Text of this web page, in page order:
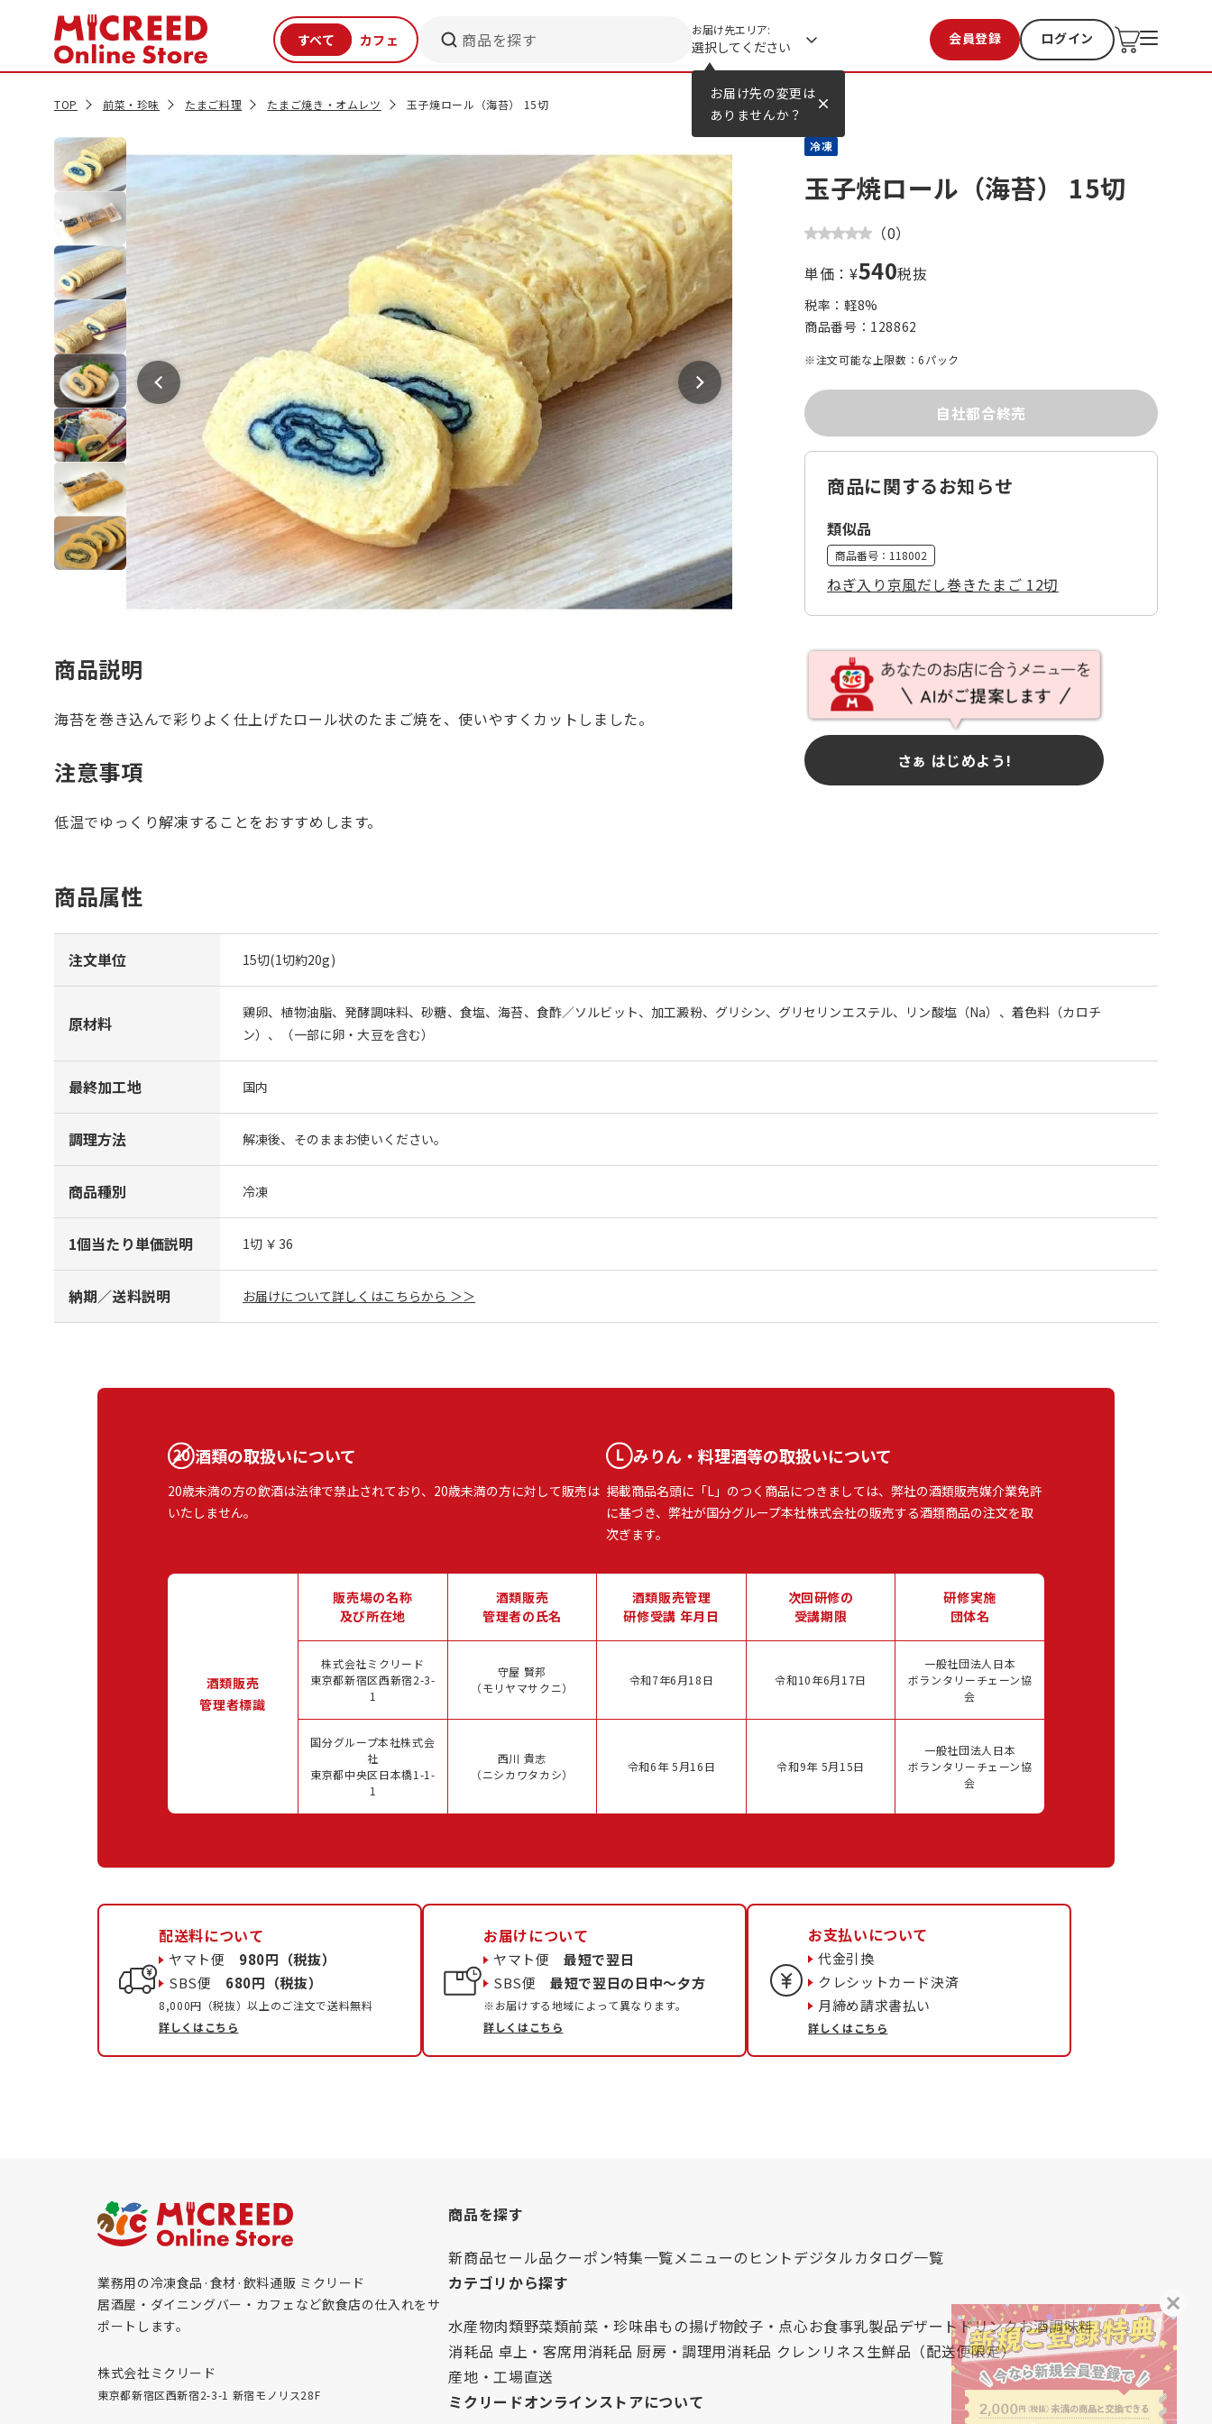
お届け先の変更は
ありませんか？
商品を探す お届け先エリア:
選択してください 会員登録 ログイン
お気に入り 過去購入
TOP 前菜・珍味 たまご料理 たまご焼き・オムレツ 玉子焼ロール（海苔） 15切
冷凍
玉子焼ロール（海苔） 15切
（0）
単価：¥540税抜
税率：軽8%
商品番号： 128862
※注文可能な上限数：6パック
自社都合終売
商品に関するお知らせ
類似品
商品番号： 118002
ねぎ入り京風だし巻きたまご 12切
さぁ はじめよう!
商品説明
海苔を巻き込んで彩りよく仕上げたロール状のたまご焼を、使いやすくカットしました。
注意事項
低温でゆっくり解凍することをおすすめします。
商品属性
注文単位 15切(1切約20g)
原材料
鶏卵、植物油脂、発酵調味料、砂糖、食塩、海苔、食酢／ソルビット、加工澱粉、グリシン、グリセリンエステル、リン酸塩（Na）、着色料（カロチ
ン）、（一部に卵・大豆を含む）
最終加工地 国内
調理方法 解凍後、そのままお使いください。
商品種別 冷凍
1個当たり単価説明 1切 ￥36
納期／送料説明 お届けについて詳しくはこちらから ＞＞
酒類の取扱いについて
20歳未満の方の飲酒は法律で禁止されており、20歳未満の方に対して販売は
いたしません。
みりん・料理酒等の取扱いについて
掲載商品名頭に「L」のつく商品につきましては、弊社の酒類販売媒介業免許
に基づき、弊社が国分グループ本社株式会社の販売する酒類商品の注文を取
次ぎます。
酒類販売
管理者標識
販売場の名称
及び所在地
酒類販売
管理者の氏名
酒類販売管理
研修受講 年月日
次回研修の
受講期限
研修実施
団体名
株式会社ミクリード
東京都新宿区西新宿2-3-
1
守屋 賢邦
（モリヤマサクニ）
令和7年6月18日 令和10年6月17日
一般社団法人日本
ボランタリーチェーン協
会
国分グループ本社株式会
社
東京都中央区日本橋1-1-
1
西川 貴志
（ニシカワタカシ）
令和6年 5月16日 令和9年 5月15日
一般社団法人日本
ボランタリーチェーン協
会
配送料について
ヤマト便 980円（税抜）
SBS便 680円（税抜）
8,000円（税抜）以上のご注文で送料無料
詳しくはこちら
お届けについて
ヤマト便最短で翌日
SBS便最短で翌日の日中〜夕方
※お届けする地域によって異なります。
詳しくはこちら
お支払いについて
代金引換
クレシットカード決済
月締め請求書払い
詳しくはこちら
業務用の冷凍食品·食材·飲料通販 ミクリード
居酒屋・ダイニングバー・カフェなど飲食店の仕入れをサ
ポートします。
株式会社ミクリード
東京都新宿区西新宿2-3-1 新宿モノリス28F
商品を探す
新商品セール品クーポン特集一覧メニューのヒントデジタルカタログ一覧
カテゴリから探す
水産物肉類野菜類前菜・珍味串もの揚げ物餃子・点心お食事乳製品デザートドリンクお酒調味料
消耗品 卓上・客席用消耗品 厨房・調理用消耗品 クレンリネス生鮮品（配送便限定）
産地・工場直送
ミクリードオンラインストアについて